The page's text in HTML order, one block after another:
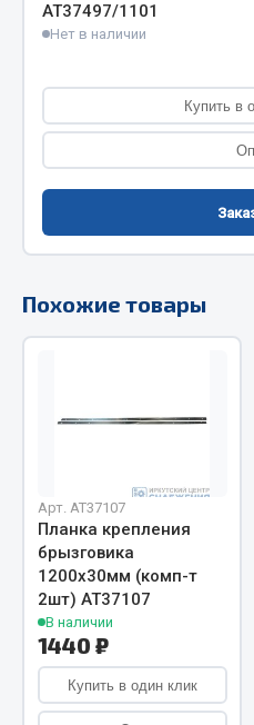
Соединительные
Адаптеры и переходники
Трубки, муфты, гайки
Измерительный инструмент
Крепежный инструмент
Режущий инструмент
Силовое оборудование
Слесарный инструмент
Столярный инструмент
Показать
АТ37497/1101
Нет в наличии
Купить в
Похожие товары
Арт. AT37107
Планка крепления
брызговика
1200х30мм (комп-т
2шт) АТ37107
В наличии
1440 ₽
Купить в один клик